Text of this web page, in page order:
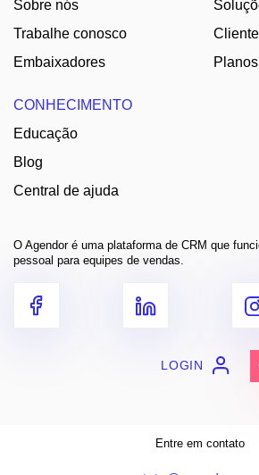
Sobre nós
Trabalhe conosco
Embaixadores
Planos
CONHECIMENTO
Educação
Blog
Central de ajuda
O Agendor é uma plataforma de CRM que
pessoal para equipes de vendas.
LOGIN
Entre em contato